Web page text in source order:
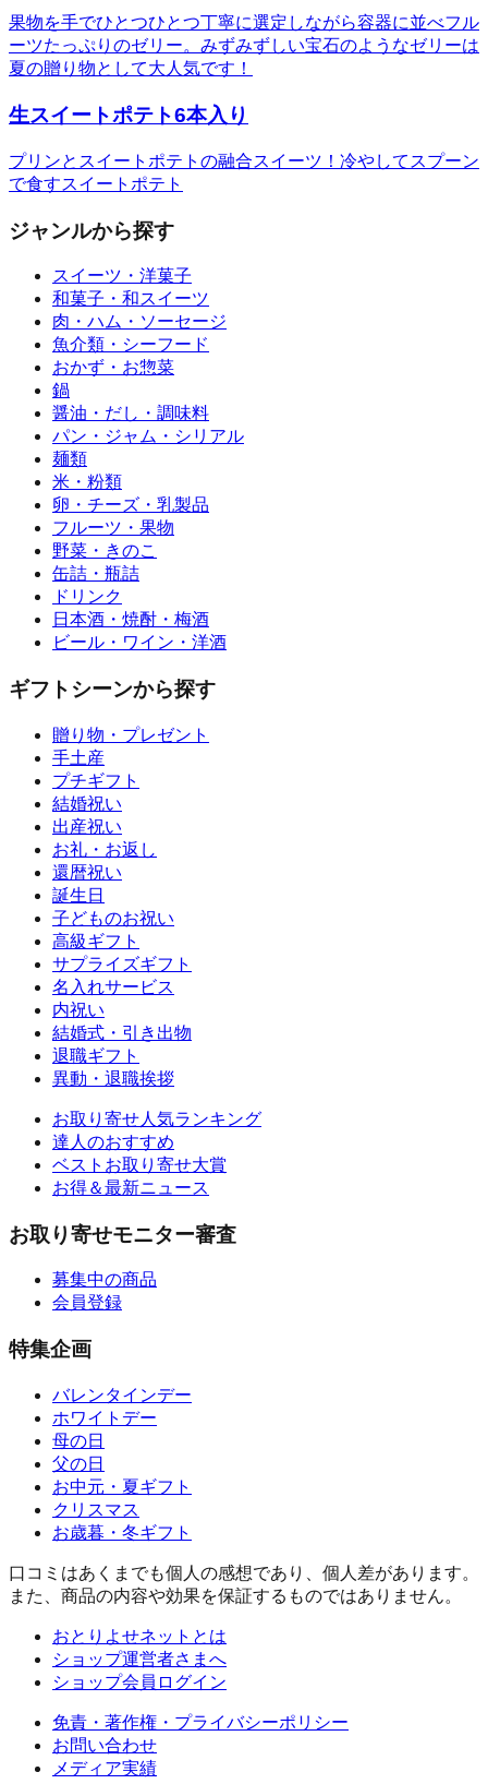
果物を手でひとつひとつ丁寧に選定しながら容器に並べフル
ーツたっぷりのゼリー。みずみずしい宝石のようなゼリーは
夏の贈り物として大人気です！
生スイートポテト6本入り
プリンとスイートポテトの融合スイーツ！冷やしてスプーン
で食すスイートポテト
ジャンルから探す
スイーツ・洋菓子
和菓子・和スイーツ
肉・ハム・ソーセージ
魚介類・シーフード
おかず・お惣菜
鍋
醤油・だし・調味料
パン・ジャム・シリアル
麺類
米・粉類
卵・チーズ・乳製品
フルーツ・果物
野菜・きのこ
缶詰・瓶詰
ドリンク
日本酒・焼酎・梅酒
ビール・ワイン・洋酒
ギフトシーンから探す
贈り物・プレゼント
手土産
プチギフト
結婚祝い
出産祝い
お礼・お返し
還暦祝い
誕生日
子どものお祝い
高級ギフト
サプライズギフト
名入れサービス
内祝い
結婚式・引き出物
退職ギフト
異動・退職挨拶
お取り寄せ人気ランキング
達人のおすすめ
ベストお取り寄せ大賞
お得＆最新ニュース
お取り寄せモニター審査
募集中の商品
会員登録
特集企画
バレンタインデー
ホワイトデー
母の日
父の日
お中元・夏ギフト
クリスマス
お歳暮・冬ギフト
口コミはあくまでも個人の感想であり、個人差があります。
また、商品の内容や効果を保証するものではありません。
おとりよせネットとは
ショップ運営者さまへ
ショップ会員ログイン
免責・著作権・プライバシーポリシー
お問い合わせ
メディア実績